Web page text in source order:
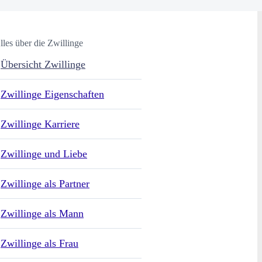
über die Zwillinge
Übersicht Zwillinge
Zwillinge Eigenschaften
Zwillinge Karriere
Zwillinge und Liebe
Zwillinge als Partner
Zwillinge als Mann
Zwillinge als Frau